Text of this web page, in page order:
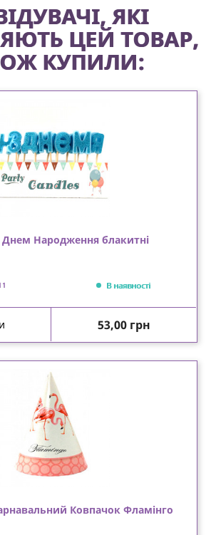
ЯКІ
ЦЕЙ ТОВАР,
КУПИЛИ:
Днем Народження блакитні
В наявності
Ціна
53,00 грн
Ковпачок Фламінго